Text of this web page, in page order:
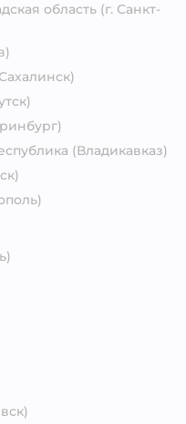
область (г. Санкт-
(Владикавказ)